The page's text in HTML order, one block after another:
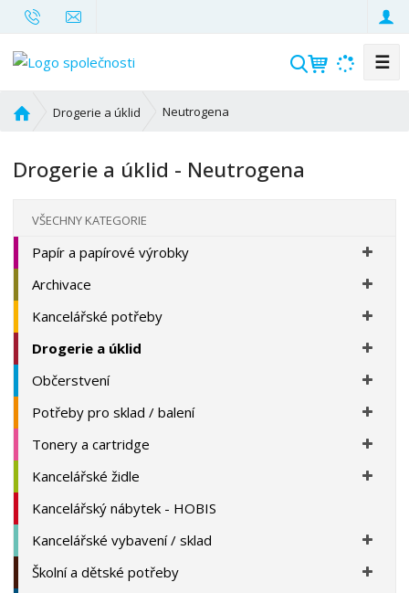
V
☰
v
d
t
a
n
Drogerie a úklid Neutrogena
Drogerie a úklid - Neutrogena
VŠECHNY KATEGORIE
Papír a papírové výrobky
Archivace
Kancelářské potřeby
Drogerie a úklid
Občerstvení
Potřeby pro sklad / balení
Tonery a cartridge
Kancelářské židle
Kancelářský nábytek - HOBIS
Kancelářské vybavení / sklad
Školní a dětské potřeby